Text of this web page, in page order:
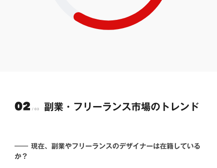
副業・フリーランス市場のトレンド
―― 現在、副業やフリーランスのデザイナーは在籍している
か？